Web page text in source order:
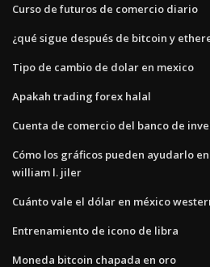
Curso de futuros de comercio diario
¿qué sigue después de bitcoin y
Tipo de cambio de dolar en mexico
Apakah trading forex halal
Cuenta de comercio del banco de
Cómo los gráficos pueden ayudarlo
william l. jiler
Cuánto vale el dólar en méxico
Entrenamiento de icono de libra
Moneda bitcoin chapada en oro